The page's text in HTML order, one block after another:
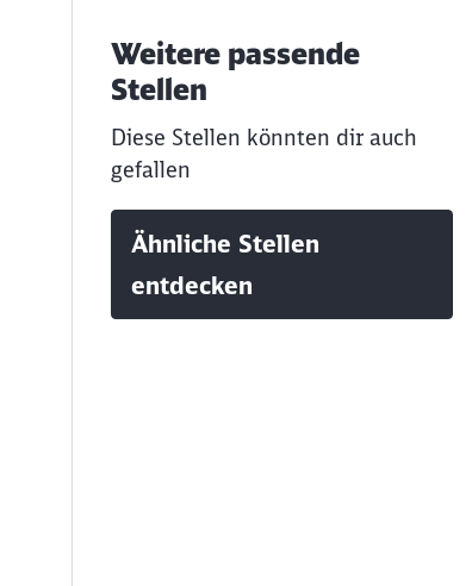
Weitere passende
Stellen
Diese Stellen könnten dir auch
gefallen
Ähnliche Stellen
entdecken